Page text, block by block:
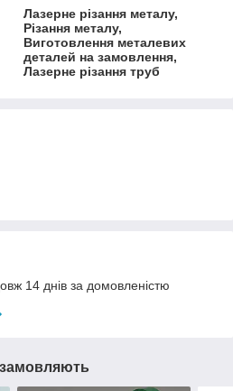
Лазерне різання металу,
Різання металу,
Виготовлення металевих
деталей на замовлення,
Лазерне різання труб
14 днів за домовленістю